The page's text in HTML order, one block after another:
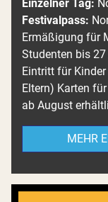
Einzelner Tag:
Festivalpass:
Ermäßigung für
Studenten bis 27
Eintritt für
Eltern) Karten
ab August
MEHR